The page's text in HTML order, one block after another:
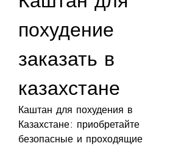
похудение
заказать в
казахстане
Каштан для похудения в
Казахстане: приобретайте
безопасные и проходящие